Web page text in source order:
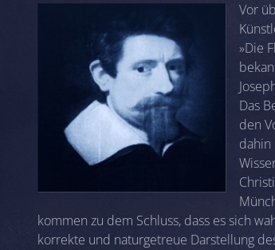
Vor
»Die
Das
den
dahin
kommen zu dem Schluss, dass es sich
korrekte und naturgetreue Darstellung